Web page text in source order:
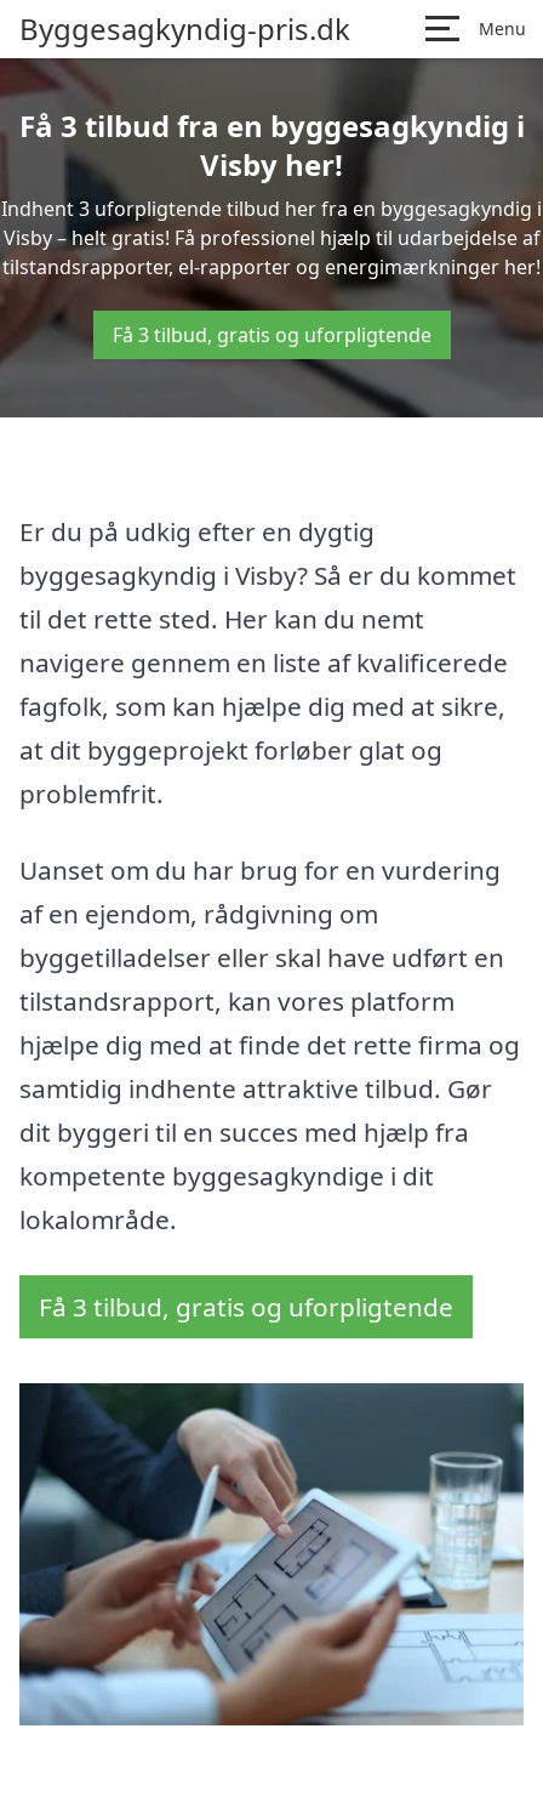
Byggesagkyndig-pris.dk Menu
Få 3 tilbud fra en byggesagkyndig i
Visby her!
Indhent 3 uforpligtende tilbud her fra en byggesagkyndig i
Visby – helt gratis! Få professionel hjælp til udarbejdelse af
tilstandsrapporter, el-rapporter og energimærkninger her!
Få 3 tilbud, gratis og uforpligtende
Er du på udkig efter en dygtig
byggesagkyndig i Visby? Så er du kommet
til det rette sted. Her kan du nemt
navigere gennem en liste af kvalificerede
fagfolk, som kan hjælpe dig med at sikre,
at dit byggeprojekt forløber glat og
problemfrit.
Uanset om du har brug for en vurdering
af en ejendom, rådgivning om
byggetilladelser eller skal have udført en
tilstandsrapport, kan vores platform
hjælpe dig med at finde det rette firma og
samtidig indhente attraktive tilbud. Gør
dit byggeri til en succes med hjælp fra
kompetente byggesagkyndige i dit
lokalområde.
Få 3 tilbud, gratis og uforpligtende